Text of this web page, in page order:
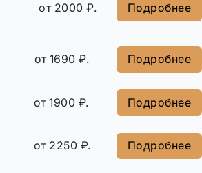
от 2000 ₽. Подробнее
от 1690 ₽. Подробнее
от 1900 ₽. Подробнее
от 2250 ₽. Подробнее